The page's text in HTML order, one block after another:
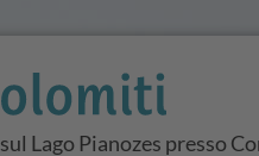
Lago Pianozes presso